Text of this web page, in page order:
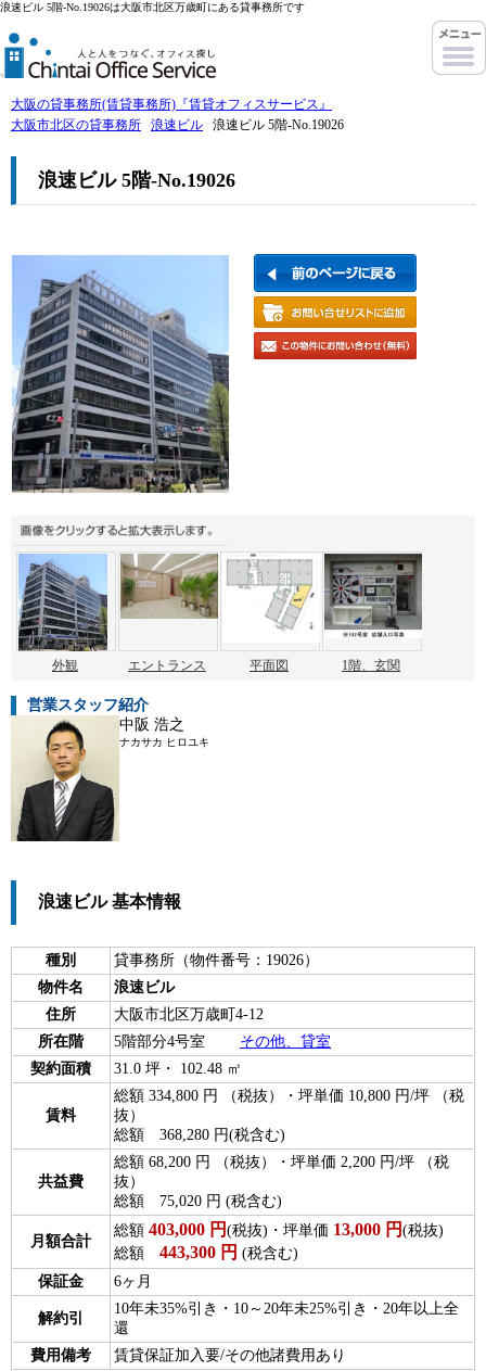
浪速ビル 5階-No.19026は大阪市北区万歳町にある貸事務所です
大阪の貸事務所(賃貸事務所)『賃貸オフィスサービス』
大阪市北区の貸事務所
浪速ビル 浪速ビル 5階-No.19026
浪速ビル 5階-No.19026
外観 エントランス 平面図 1階、玄関
営業スタッフ紹介
中阪 浩之
ナカサカ ヒロユキ
浪速ビル 基本情報
種別
貸事務所（物件番号：19026）
物件名
浪速ビル
住所
大阪市北区万歳町4-12
所在階
5階部分4号室 その他、貸室
契約面積
31.0 坪・ 102.48 ㎡
賃料
総額 334,800 円 （税抜）・坪単価 10,800 円/坪 （税
抜）
総額 368,280 円(税含む)
共益費
総額 68,200 円 （税抜）・坪単価 2,200 円/坪 （税
抜）
総額 75,020 円 (税含む)
月額合計
総額 403,000 円 (税抜)・坪単価 13,000 円 (税抜)
総額 443,300 円 (税含む)
保証金
6ヶ月
解約引
10年未35%引き・10～20年未25%引き・20年以上全
還
費用備考
賃貸保証加入要/その他諸費用あり